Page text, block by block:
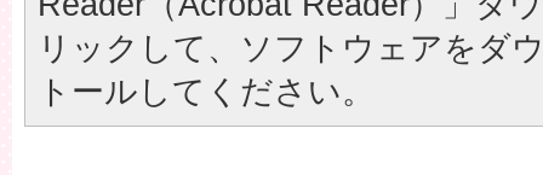
リックして、ソフトウェアをダ
トールしてください。